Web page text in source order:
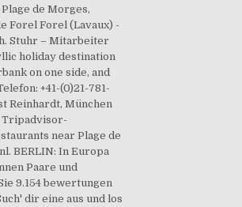
de Morges,
Forel Forel (Lavaux) -
Stuhr – Mitarbeiter
holiday destination
on one side, and
+41-(0)21-781-
Reinhardt, München
Tripadvisor-
near Plage de
BERLIN: In Europa
Paare und
9.154 bewertungen
dir eine aus und los